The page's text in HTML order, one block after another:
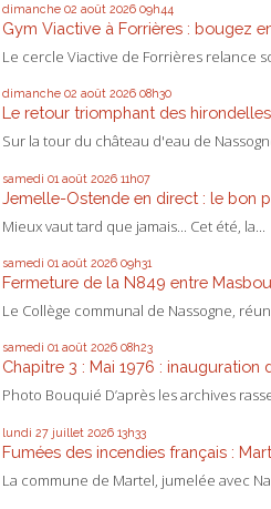
dimanche 02 août 2026 09h44
Gym Viactive à Forrières : bougez en
Le cercle Viactive de Forrières relance
dimanche 02 août 2026 08h30
Le retour triomphant des hirondelles
Sur la tour du château d'eau de
samedi 01 août 2026 11h07
Jemelle-Ostende en direct : le bon
Mieux vaut tard que jamais... Cet été, la...
samedi 01 août 2026 09h31
Fermeture de la N849 entre
Le Collège communal de Nassogne,
samedi 01 août 2026 08h23
Chapitre 3 : Mai 1976 : inauguration
Photo Bouquié D’après les archives
lundi 27 juillet 2026 13h33
Fumées des incendies français :
La commune de Martel, jumelée avec